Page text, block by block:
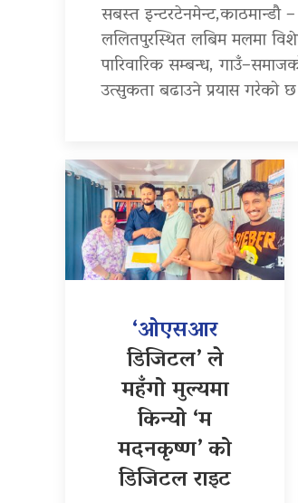
सबस्त इन्टरटेनमेन्ट,काठमान्डौ
ललितपुरस्थित लबिम मलमा
पारिवारिक सम्बन्ध,
उत्सुकता बढाउने प्रयास गरेको
‘ओएसआर
डिजिटल’ ले
महँगो मुल्यमा
किन्यो ‘म
मदनकृष्ण’ को
डिजिटल राइट